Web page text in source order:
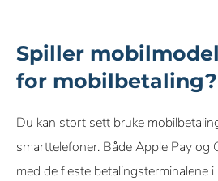
Spiller
for mobilbetaling?
Du kan stort sett bruke
smarttelefoner. Både Apple Pay og
med de fleste betalingsterminalene i